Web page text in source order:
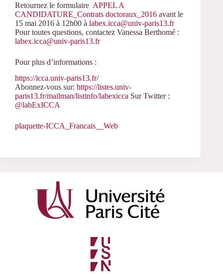
Retournez le formulaire APPEL A
CANDIDATURE_Contrats doctoraux_2016 avant le
15 mai 2016 à 12h00 à labex.icca@univ-paris13.fr
Pour toutes questions, contactez Vanessa Berthomé :
labex.icca@univ-paris13.fr
Pour plus d’informations :
https://icca.univ-paris13.fr/
Abonnez-vous sur: https://listes.univ-
paris13.fr/mailman/listinfo/labexicca Sur Twitter :
@labExICCA
plaquette-ICCA_Francais__Web